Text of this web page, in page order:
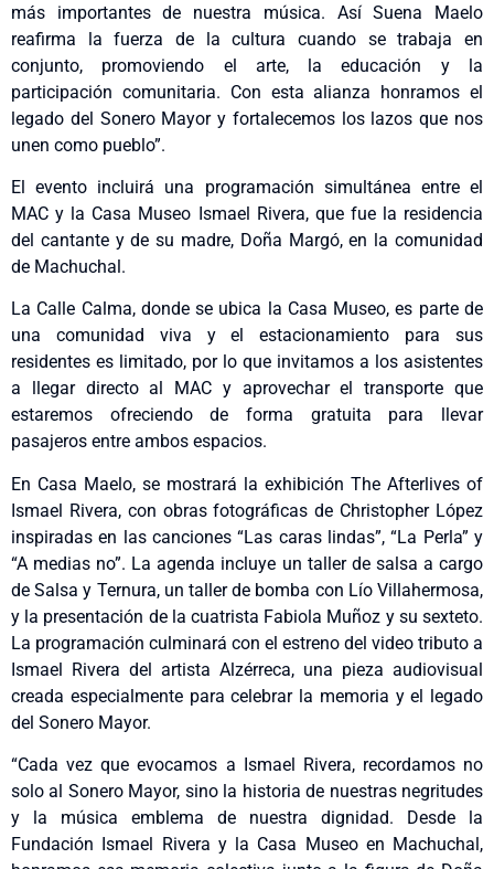
más importantes de nuestra música. Así Suena Maelo
reafirma la fuerza de la cultura cuando se trabaja en
conjunto, promoviendo el arte, la educación y la
participación comunitaria. Con esta alianza honramos el
legado del Sonero Mayor y fortalecemos los lazos que nos
unen como pueblo”.
El evento incluirá una programación simultánea entre el
MAC y la Casa Museo Ismael Rivera, que fue la residencia
del cantante y de su madre, Doña Margó, en la comunidad
de Machuchal.
La Calle Calma, donde se ubica la Casa Museo, es parte de
una comunidad viva y el estacionamiento para sus
residentes es limitado, por lo que invitamos a los asistentes
a llegar directo al MAC y aprovechar el transporte que
estaremos ofreciendo de forma gratuita para llevar
pasajeros entre ambos espacios.
En Casa Maelo, se mostrará la exhibición The Afterlives of
Ismael Rivera, con obras fotográficas de Christopher López
inspiradas en las canciones “Las caras lindas”, “La Perla” y
“A medias no”. La agenda incluye un taller de salsa a cargo
de Salsa y Ternura, un taller de bomba con Lío Villahermosa,
y la presentación de la cuatrista Fabiola Muñoz y su sexteto.
La programación culminará con el estreno del video tributo a
Ismael Rivera del artista Alzérreca, una pieza audiovisual
creada especialmente para celebrar la memoria y el legado
del Sonero Mayor.
“Cada vez que evocamos a Ismael Rivera, recordamos no
solo al Sonero Mayor, sino la historia de nuestras negritudes
y la música emblema de nuestra dignidad. Desde la
Fundación Ismael Rivera y la Casa Museo en Machuchal,